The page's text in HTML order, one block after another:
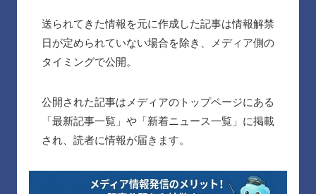
送られてきた情報を元に作成した記事は情報解禁
日が定められていない場合を除き、メディア側の
タイミングで公開。
公開された記事はメディアのトップページにある
「最新記事一覧」や「新着ニュース一覧」に掲載
され、読者に情報が届きます。